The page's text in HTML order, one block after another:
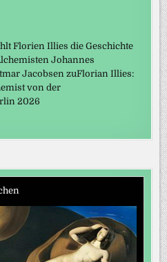
Florien Illies die Geschichte
Johannes
Jacobsen zuFlorian Illies:
von der
2026